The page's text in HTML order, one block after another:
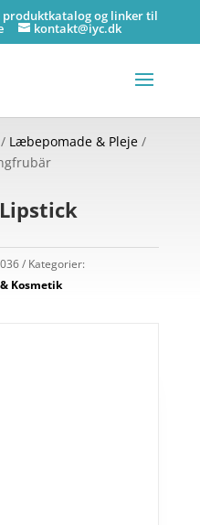
produktkatalog og linker til
kontakt@iyc.dk
Læbepomade & Pleje/
Kategorier:
Kosmetik